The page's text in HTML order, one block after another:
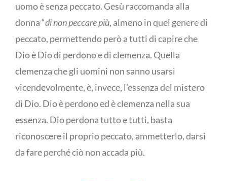
uomo è senza peccato. Gesù raccomanda alla
donna “di non peccare più, almeno in quel genere di
peccato, permettendo però a tutti di capire che
Dio è Dio di perdono e di clemenza. Quella
clemenza che gli uomini non sanno usarsi
vicendevolmente, è, invece, l’essenza del mistero
di Dio. Dio è perdono ed è clemenza nella sua
essenza. Dio perdona tutto e tutti, basta
riconoscere il proprio peccato, ammetterlo, darsi
da fare perché ciò non accada più.